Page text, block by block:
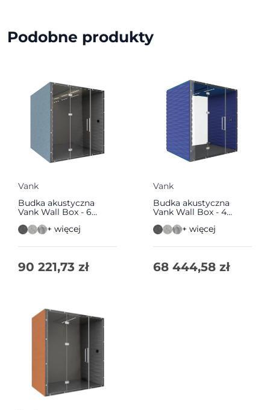
Podobne produkty
Vank
Budka akustyczna
Vank Wall Box - 6
+ więcej
90 221,73 zł
Vank
Budka akustyczna
Vank Wall Box - 4
+ więcej
68 444,58 zł